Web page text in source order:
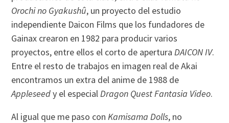
Orochi no Gyakushû, un proyecto del estudio
independiente Daicon Films que los fundadores de
Gainax crearon en 1982 para producir varios
proyectos, entre ellos el corto de aperturaDAICON IV.
Entre el resto de trabajos en imagen real de Akai
encontramos un extra del anime de 1988 de
Appleseedy el especialDragon Quest Fantasia Video.
Al igual que me paso conKamisama Dolls, no